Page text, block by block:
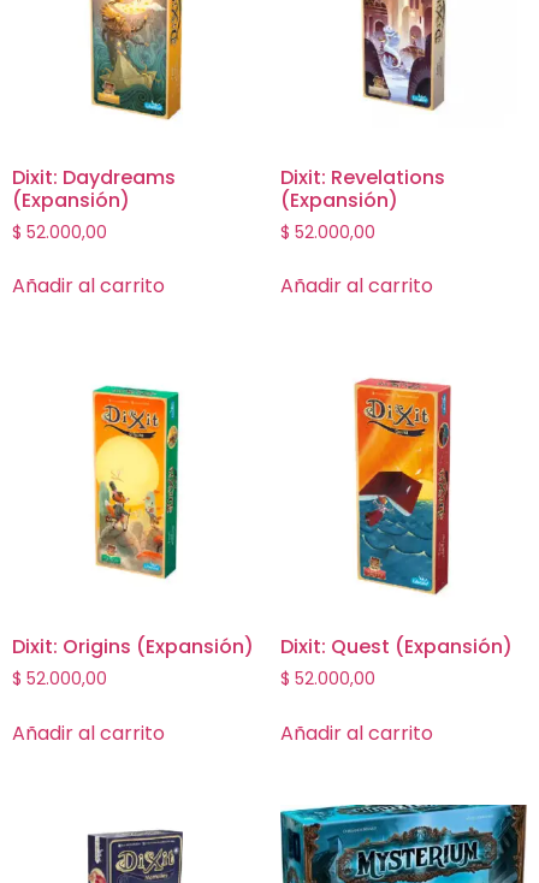
Dixit: Daydreams
(Expansión)
$ 52.000,00
Añadir al carrito
Dixit: Revelations
(Expansión)
$ 52.000,00
Añadir al carrito
Dixit: Origins (Expansión)
$ 52.000,00
Añadir al carrito
Dixit: Quest (Expansión)
$ 52.000,00
Añadir al carrito